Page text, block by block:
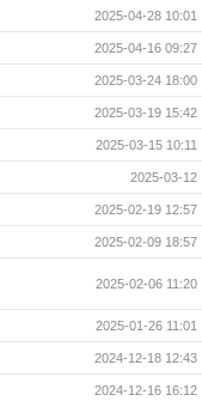
2025-04-28 10:01
2025-04-16 09:27
2025-03-24 18:00
2025-03-19 15:42
2025-03-15 10:11
2025-03-12
2025-02-19 12:57
2025-02-09 18:57
2025-02-06 11:20
2025-01-26 11:01
2024-12-18 12:43
2024-12-16 16:12